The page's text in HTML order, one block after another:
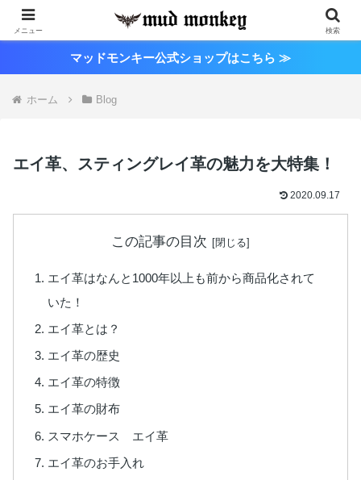
マッドモンキー公式ショップはこちら ≫
ホーム Blog
エイ革、スティングレイ革の魅力を大特集！
2020.09.17
この記事の目次
エイ革はなんと1000年以上も前から商品化されて
いた！
エイ革とは？
エイ革の歴史
エイ革の特徴
エイ革の財布
スマホケース エイ革
エイ革のお手入れ
メニュー 検索